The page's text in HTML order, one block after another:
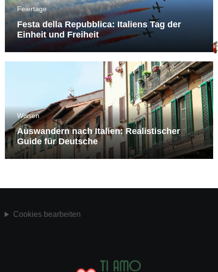
Feiertage
Festa della Repubblica: Italiens Tag der
Einheit und Freiheit
Wissen
Auswandern nach Italien: Realistischer
Guide für Deutsche
Cookies bearbeiten